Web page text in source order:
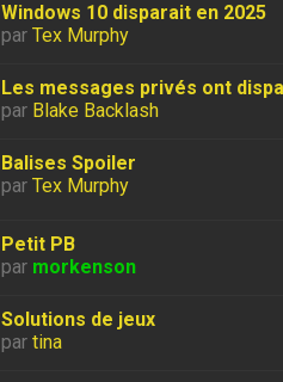
Windows 10 disparait en 2025
par Tex Murphy
Les messages privés ont
par Blake Backlash
Balises Spoiler
par Tex Murphy
Petit PB
par morkenson
Solutions de jeux
par tina